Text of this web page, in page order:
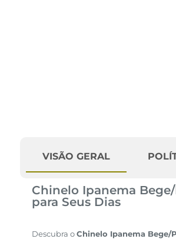
VISÃO GERAL
Chinelo Ipanema
para Seus Dias
Descubra oChinelo Ipanema Bege/